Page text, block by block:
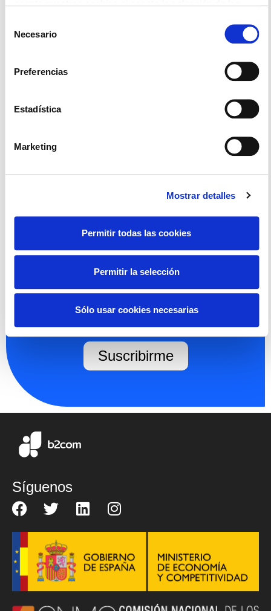
Necesario
Preferencias
Estadística
Marketing
Mostrar detalles
Permitir todas las cookies
Permitir la selección
Sólo usar cookies necesarias
Suscríbete a
nuestra newsletter
Infórmate de las novedades del
Suscribirme
Síguenos